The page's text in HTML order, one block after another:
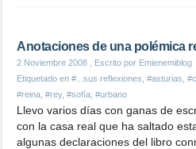
Anotaciones de una polémica
2 Noviembre 2008 , Escrito por Emienemiblog
Etiquetado en #...sus reflexiones #asturias
#reina #rey, #sofía #urbano
Llevo varios días con ganas de
con la casa real que ha saltado
algunas declaraciones del libro